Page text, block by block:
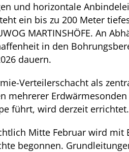
und horizontale
ein bis zu 200 Meter
MARTINSHÖFE. An
in den
dauern.
Verteilerschacht als
mehrerer
führt, wird derzeit errichtet.
Mitte Februar wird
begonnen.